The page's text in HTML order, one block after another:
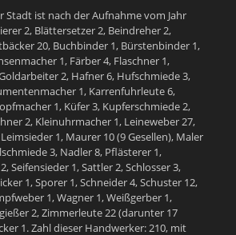
Stadt ist nach der Aufnahme vom Jahr
2, Blättersetzer 2, Beindreher 2,
20, Buchbinder 1, Bürstenbinder 1,
1, Färber 4, Flaschner 1,
2, Hafner 6, Hufschmiede 3,
1, Karrenfuhrleute 6,
1, Küfer 3, Kupferschmiede 2,
2, Kleinuhrmacher 1, Leineweber 27,
1, Maurer 10 (9 Gesellen), Maler
3, Nadler 8, Pflästerer 1,
Seifensieder 1, Sattler 2, Schlosser 3,
1, Sporer 1, Schneider 4, Schuster 12,
1, Wagner 1, Weißgerber 1,
2, Zimmerleute 22 (darunter 17
1. Zahl dieser Handwerker: 210, mit